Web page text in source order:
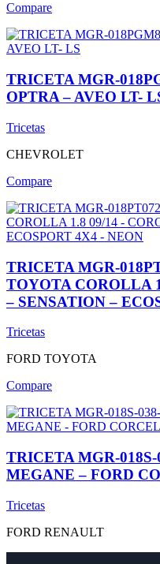
Compare
TRICETA MGR-
OPTRA – AVEO LT-
Tricetas
CHEVROLET
Compare
TRICETA MGR-
TOYOTA COROLLA
– SENSATION –
Tricetas
FORD TOYOTA
Compare
TRICETA MGR-
MEGANE – FORD
Tricetas
FORD RENAULT